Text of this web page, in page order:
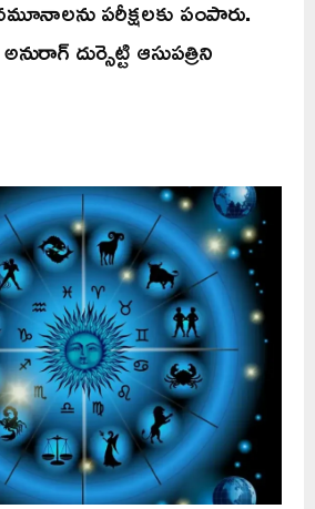
పరీక్షలకు పంపారు.
దుర్సెట్టి ఆసుపత్రిని